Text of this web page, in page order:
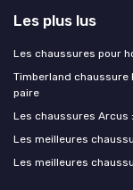
Les plus lus
Les chaussures pour
Timberland chaussure
paire
Les chaussures Arcus
Les meilleures
Les meilleures